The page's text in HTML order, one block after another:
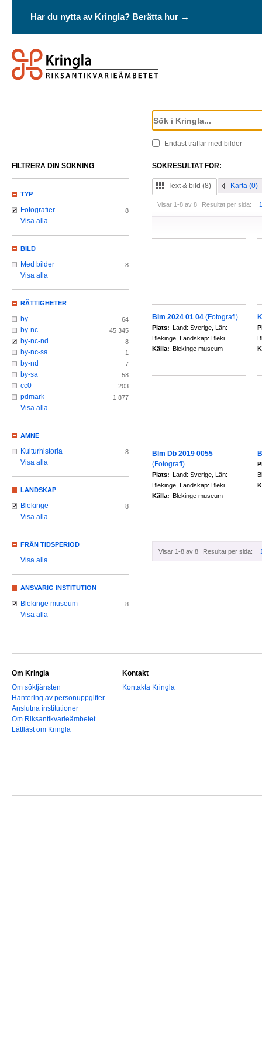
Har du nytta av Kringla? Berätta hur →
Endast träffar med bilder
SÖKRESULTAT FÖR:
Text & bild (8) Karta (0)
Visar 1-8 av 8 Resultat per sida:
Blm 2024 01 04 (Fotografi)
Plats: Land: Sverige, Län:
Blekinge, Landskap: Bleki...
Källa: Blekinge museum
Blm Db 2019 0055
(Fotografi)
Plats: Land: Sverige, Län:
Blekinge, Landskap: Bleki...
Källa: Blekinge museum
Visar 1-8 av 8 Resultat per sida:
FILTRERA DIN SÖKNING
TYP
Fotografier 8
Visa alla
BILD
Med bilder 8
Visa alla
RÄTTIGHETER
by 64
by-nc 45 345
by-nc-nd 8
by-nc-sa 1
by-nd 7
by-sa 58
cc0 203
pdmark 1 877
Visa alla
ÄMNE
Kulturhistoria 8
Visa alla
LANDSKAP
Blekinge 8
Visa alla
FRÅN TIDSPERIOD
Visa alla
ANSVARIG INSTITUTION
Blekinge museum 8
Visa alla
Om Kringla
Om söktjänsten
Hantering av personuppgifter
Anslutna institutioner
Om Riksantikvarieämbetet
Lättläst om Kringla
Kontakt
Kontakta Kringla